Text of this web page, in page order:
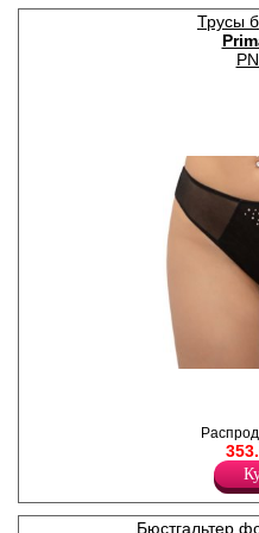
Спандекс
Трусы
сеточки, х/б
Хлопок 5%
Эластан
Полиамид
Бюстгальтер